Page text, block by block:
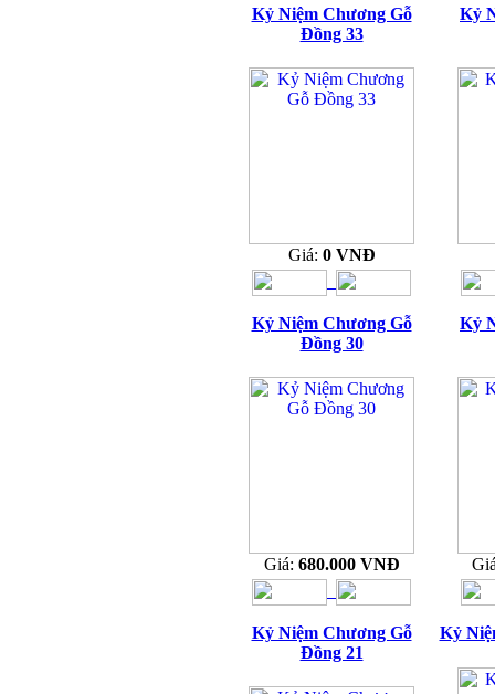
Kỷ Niệm Chương Gỗ
Đồng 33
Giá: 0 VNĐ
Kỷ
Kỷ Niệm Chương Gỗ
Đồng 30
Giá: 680.000 VNĐ
Kỷ
Kỷ Niệm Chương Gỗ
Đồng 21
Kỷ